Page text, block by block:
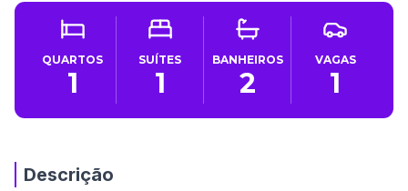
QUARTOS
1
SUÍTES
1
BANHEIROS
2
VAGAS
1
Descrição